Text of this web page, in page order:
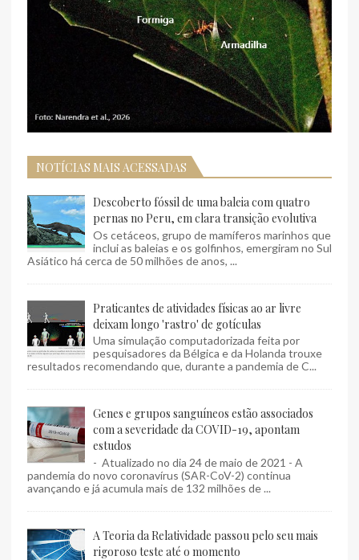
NOTÍCIAS MAIS ACESSADAS
Descoberto fóssil de uma baleia com quatro
pernas no Peru, em clara transição evolutiva
Os cetáceos, grupo de mamíferos marinhos que
inclui as baleias e os golfinhos, emergiram no Sul
Asiático há cerca de 50 milhões de anos, ...
Praticantes de atividades físicas ao ar livre
deixam longo 'rastro' de gotículas
Uma simulação computadorizada feita por
pesquisadores da Bélgica e da Holanda trouxe
resultados recomendando que, durante a pandemia de C...
Genes e grupos sanguíneos estão associados
com a severidade da COVID-19, apontam
estudos
- Atualizado no dia 24 de maio de 2021 - A
pandemia do novo coronavírus (SAR-CoV-2) continua
avançando e já acumula mais de 132 milhões de ...
A Teoria da Relatividade passou pelo seu mais
rigoroso teste até o momento